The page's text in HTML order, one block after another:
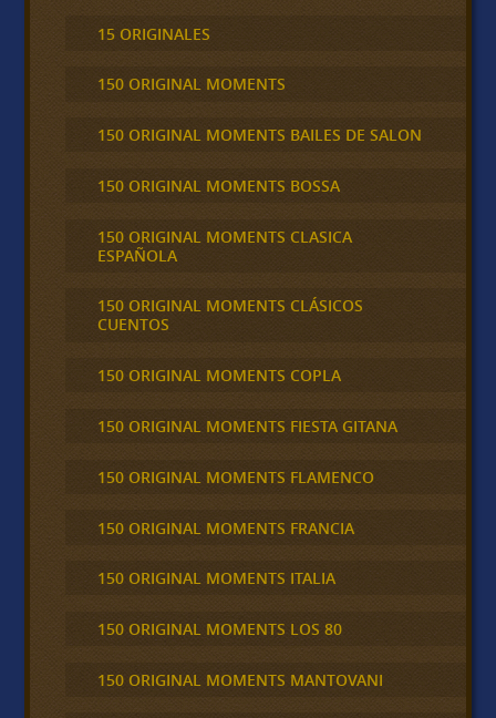
15 ORIGINALES
150 ORIGINAL MOMENTS
150 ORIGINAL MOMENTS BAILES DE SALON
150 ORIGINAL MOMENTS BOSSA
150 ORIGINAL MOMENTS CLASICA
ESPAÑOLA
150 ORIGINAL MOMENTS CLÁSICOS
CUENTOS
150 ORIGINAL MOMENTS COPLA
150 ORIGINAL MOMENTS FIESTA GITANA
150 ORIGINAL MOMENTS FLAMENCO
150 ORIGINAL MOMENTS FRANCIA
150 ORIGINAL MOMENTS ITALIA
150 ORIGINAL MOMENTS LOS 80
150 ORIGINAL MOMENTS MANTOVANI